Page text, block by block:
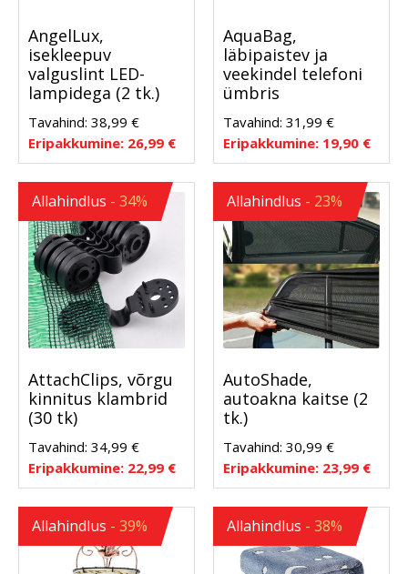
AngelLux,
isekleepuv
valguslint LED-
lampidega (2 tk.)
Tavahind: 38,99 €
Eripakkumine: 26,99 €
AquaBag,
läbipaistev ja
veekindel telefoni
ümbris
Tavahind: 31,99 €
Eripakkumine: 19,90 €
Allahindlus - 34%
AttachClips, võrgu
kinnitus klambrid
(30 tk)
Tavahind: 34,99 €
Eripakkumine: 22,99 €
Allahindlus - 23%
AutoShade,
autoakna kaitse (2
tk.)
Tavahind: 30,99 €
Eripakkumine: 23,99 €
Allahindlus - 39% Allahindlus - 38%